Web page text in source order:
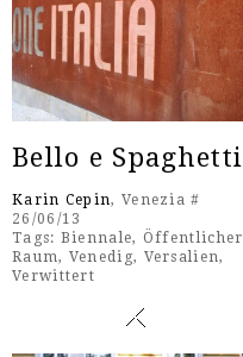
Bello e Spaghetti
Karin Cepin, Venezia #
26/06/13
Tags: Biennale, Öffentlicher
Raum, Venedig, Versalien,
Verwittert